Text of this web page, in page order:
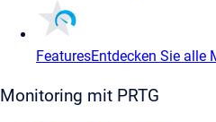
FeaturesEntdecken Sie alle
Monitoring mit PRTG